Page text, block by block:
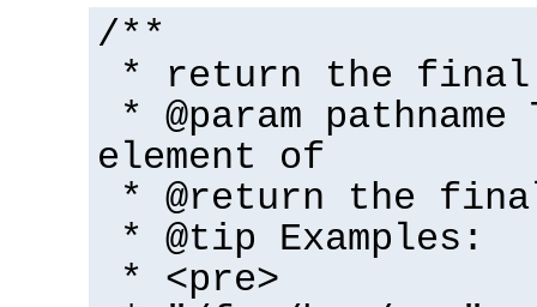
/**
* return the final
* @param
element of
* @return the
* @tip Examples:
* <pre>